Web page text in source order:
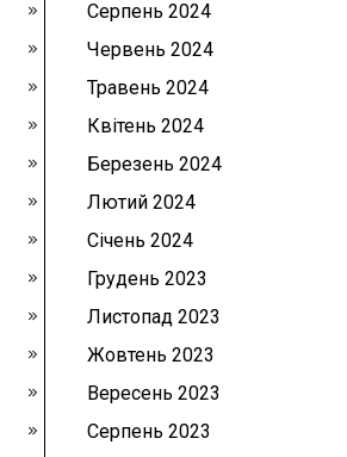
Серпень 2024
Червень 2024
Травень 2024
Квітень 2024
Березень 2024
Лютий 2024
Січень 2024
Грудень 2023
Листопад 2023
Жовтень 2023
Вересень 2023
Серпень 2023